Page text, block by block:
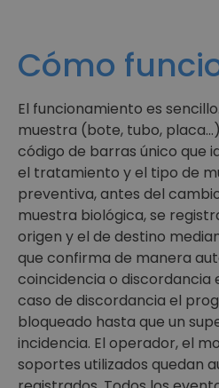
Cómo
El funcionamiento es
muestra (bote, tubo,
código de barras único que
el tratamiento y el tipo de
preventiva, antes del
muestra biológica, se
origen y el de destino
que confirma de manera
coincidencia o discordancia
caso de discordancia el
bloqueado hasta que un
incidencia. El operador, el
soportes utilizados quedan